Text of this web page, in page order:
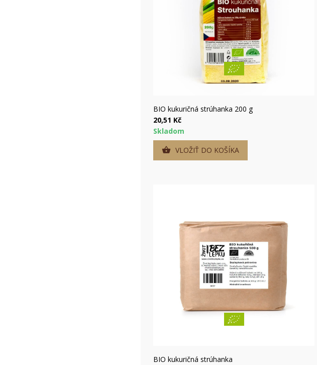
Rýchly náhľad
BIO kukuričná strúhanka 200 g
20,51 Kč
Skladom
 VLOŽIŤ DO KOŠÍKA
Rýchly náhľad
BIO kukuričná strúhanka
add_circle_outline Vytvoriť nový zoznam